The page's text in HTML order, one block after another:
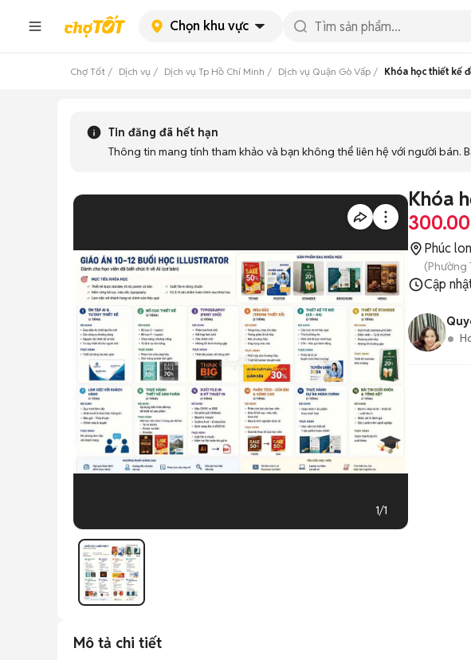
Chọn khu vực
Chợ Tốt Dịch vụ Dịch vụ Tp Hồ Chí Minh Dịch vụ Quận Gò Vấp Khóa học thiết kế
Tin đăng đã hết hạn
Thông tin mang tính tham khảo và bạn không thể liên hệ với người bán.
1/1
Khóa
Phúc
(Phường
Cập
Mô tả chi tiết